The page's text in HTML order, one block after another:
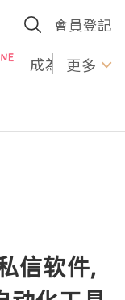
會員登記
成為U更多
信软件,